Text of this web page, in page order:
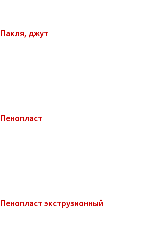
Пакля, джут
Пенопласт
Пенопласт экструзионный